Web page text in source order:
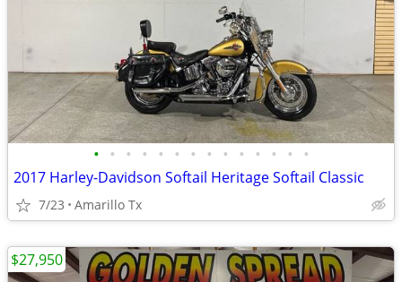
• • • • • • • • • • • • • •
2017 Harley-Davidson Softail Heritage Softail Classic
7/23 Amarillo Tx
$27,950